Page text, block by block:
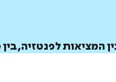
המציאות לפנטזיה,